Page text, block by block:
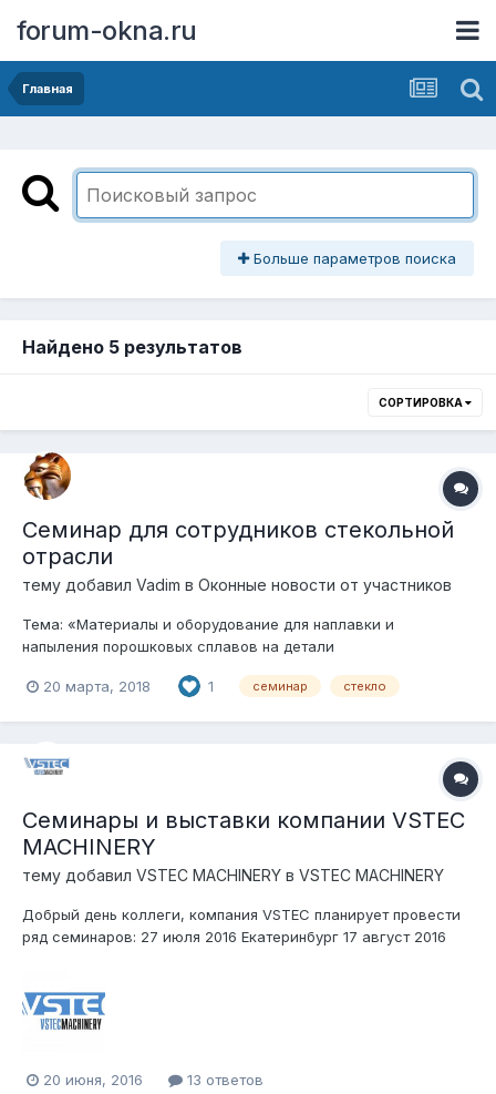
forum-okna.ru
Главная
Больше параметров поиска
Найдено 5 результатов
СОРТИРОВКА
Семинар для сотрудников стекольной
отрасли
тему добавил Vadim в Оконные новости от участников
Тема: «Материалы и оборудование для наплавки и
напыления порошковых сплавов на детали
увеличения ресурса работы оборудования составных цехов
20 марта, 2018 1 семинар стекло
Семинары и выставки компании VSTEC
MACHINERY
тему добавил VSTEC MACHINERY в VSTEC MACHINERY
Добрый день коллеги, компания VSTEC планирует провести
ряд семинаров: 27 июля 2016 Екатеринбург 17 август 2016
22 октября 2016 Алматы и участвовать в выставках:...
20 июня, 2016 13 ответов